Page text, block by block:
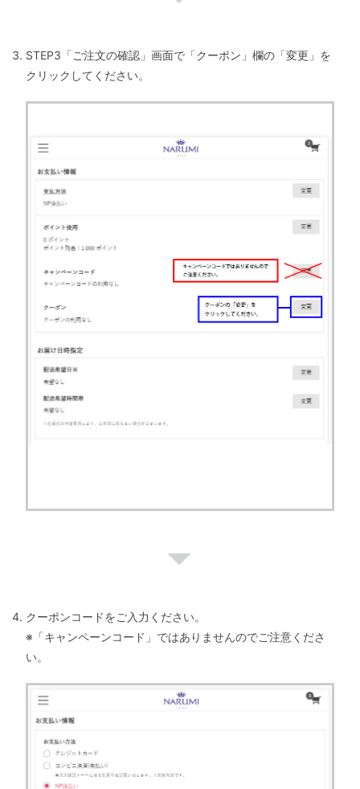
STEP3「ご注文の確認」画面で「クーポン」欄の「変更」を
クリックしてください。
クーポンコードをご入力ください。
※「キャンペーンコード」ではありませんのでご注意くださ
い。